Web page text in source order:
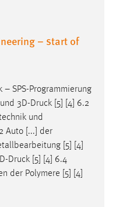
– start of
SPS-Programmierung
3D-Druck [5] [4] 6.2
und
Auto [...] der
[5] [4]
Druck [5] [4] 6.4
der Polymere [5] [4]